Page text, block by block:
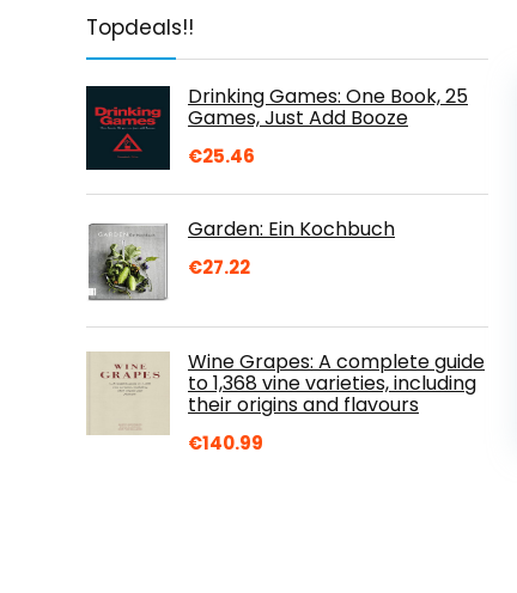
Topdeals!!
Drinking Games: One Book, 25
Games, Just Add Booze
€25.46
Garden: Ein Kochbuch
€27.22
Wine Grapes: A complete guide
to 1,368 vine varieties, including
their origins and flavours
€140.99